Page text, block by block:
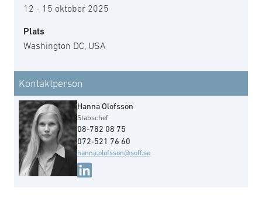
12 - 15 oktober 2025
Plats
Washington DC, USA
Kontaktperson
Hanna Olofsson
Stabschef
08-782 08 75
072-521 76 60
hanna.olofsson@soff.se